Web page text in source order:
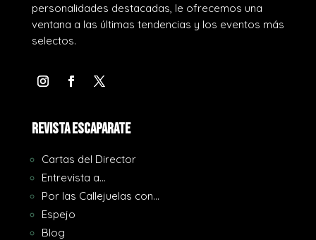
personalidades destacadas, le ofrecemos una
ventana a las últimas tendencias y los eventos más
selectos.
REVISTA ESCAPARATE
Cartas del Director
Entrevista a…
Por las Callejuelas con…
Espejo
Blog